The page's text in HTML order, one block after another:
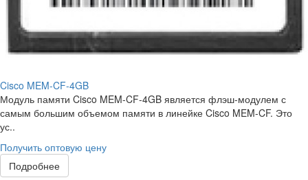
Cisco MEM-CF-4GB
Модуль памяти Cisco MEM-CF-4GB является флэш-модулем с
самым большим объемом памяти в линейке Cisco MEM-CF. Это
ус..
Получить оптовую цену
Подробнее